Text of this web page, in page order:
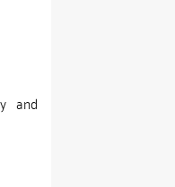
and